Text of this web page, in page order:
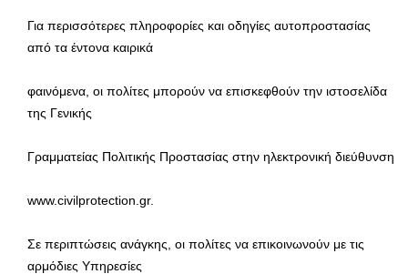
Για περισσότερες πληροφορίες και οδηγίες αυτοπροστασίας
από τα έντονα καιρικά
φαινόμενα, οι πολίτες μπορούν να επισκεφθούν την ιστοσελίδα
της Γενικής
Γραμματείας Πολιτικής Προστασίας στην ηλεκτρονική διεύθυνση
www.civilprotection.gr.
Σε περιπτώσεις ανάγκης, οι πολίτες να επικοινωνούν με τις
αρμόδιες Υπηρεσίες